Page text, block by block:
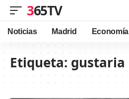
365TV
Noticias Madrid Economía
Etiqueta:gustaria